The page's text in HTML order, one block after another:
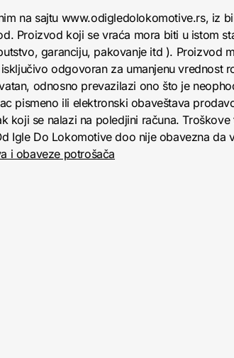
na sajtu www.odigledolokomotive.rs, iz
Proizvod koji se vraća mora biti u istom
garanciju, pakovanje itd ). Proizvod
odgovoran za umanjenu vrednost
odnosno prevazilazi ono što je
pismeno ili elektronski obaveštava
koji se nalazi na poledjini računa.
Igle Do Lokomotive doo nije obavezna da
i obaveze potrošača